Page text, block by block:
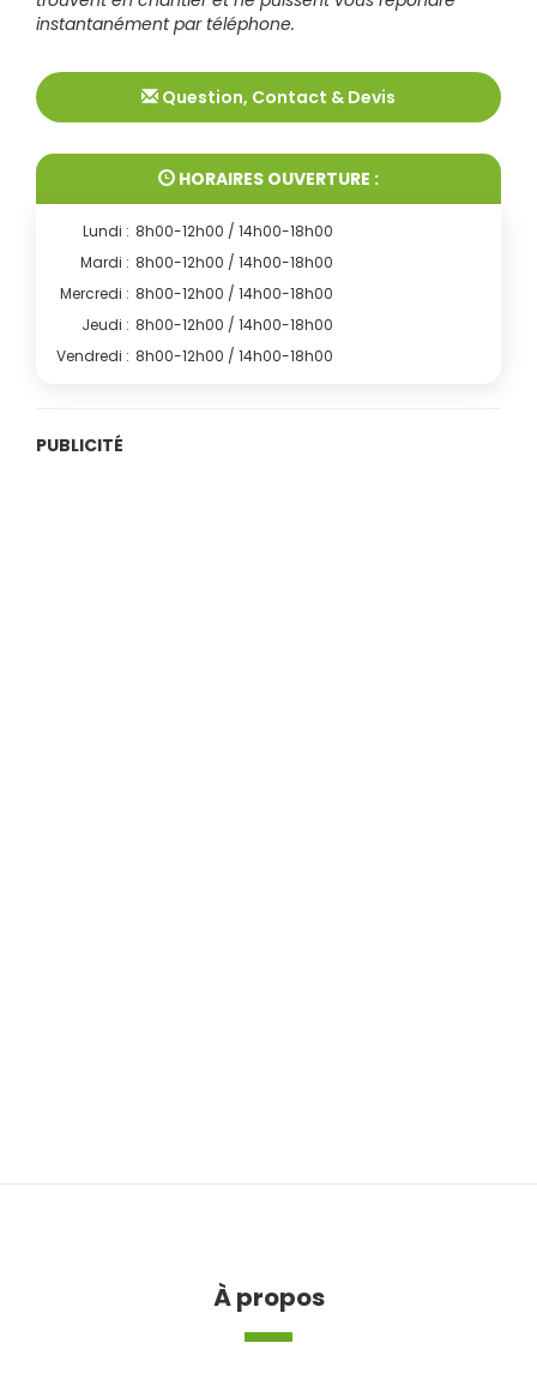
instantanément par téléphone.
Question, Contact & Devis
HORAIRES OUVERTURE :
Lundi : 8h00-12h00 / 14h00-18h00
Mardi : 8h00-12h00 / 14h00-18h00
Mercredi : 8h00-12h00 / 14h00-18h00
Jeudi : 8h00-12h00 / 14h00-18h00
Vendredi : 8h00-12h00 / 14h00-18h00
PUBLICITÉ
À propos